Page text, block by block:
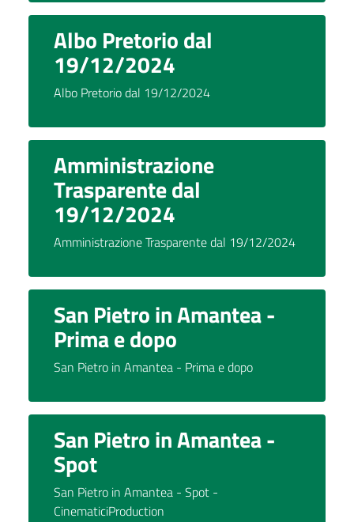
Albo Pretorio dal
19/12/2024
Albo Pretorio dal 19/12/2024
Amministrazione
Trasparente dal
19/12/2024
Amministrazione Trasparente dal 19/12/2024
San Pietro in Amantea -
Prima e dopo
San Pietro in Amantea - Prima e dopo
San Pietro in Amantea -
Spot
San Pietro in Amantea - Spot -
CinematiciProduction